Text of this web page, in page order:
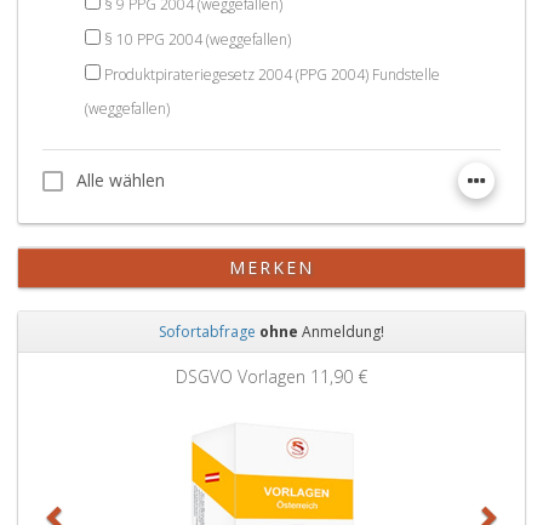
§ 9 PPG 2004 (weggefallen)
§ 10 PPG 2004 (weggefallen)
Produktpirateriegesetz 2004 (PPG 2004) Fundstelle
(weggefallen)
Alle wählen
Alle wählen
MERKEN
Sofortabfrage ohne Anmeldung!
DSGVO Vorlagen 11,90 €